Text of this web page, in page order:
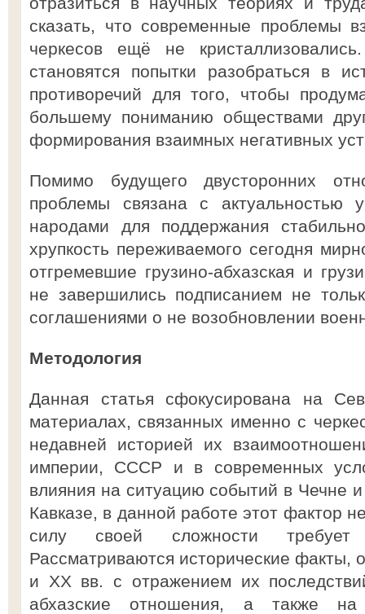
сказать, что современные проблемы
черкесов ещё не
становятся попытки разобраться в
противоречий для того, чтобы
большему пониманию обществами
формирования взаимных негативных
Помимо будущего двусторонних
проблемы связана с актуальностью
народами для поддержания
хрупкость переживаемого сегодня
отгремевшие грузино-абхазская и
не завершились подписанием не
соглашениями о не возобновлении
Методология
Данная статья сфокусирована на
материалах, связанных именно с
недавней историей их
империи, СССР и в современных
влияния на ситуацию событий в Чечне
Кавказе, в данной работе этот фактор
силу своей сложности требует
Рассматриваются исторические факты,
и XX вв. с отражением их
абхазские отношения, а также на